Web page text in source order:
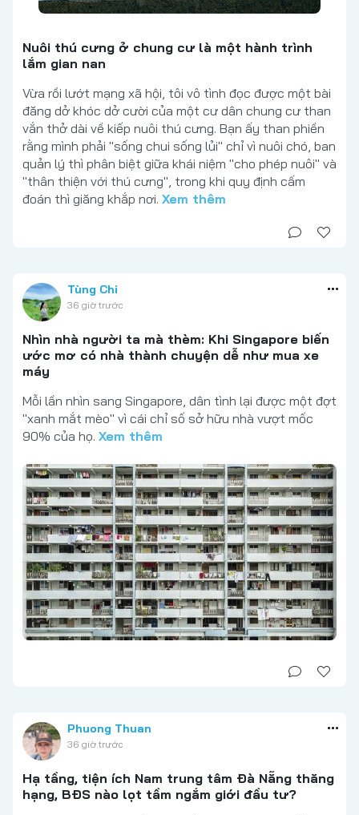
Nuôi thú cưng ở chung cư là một hành trình
lắm gian nan
Vừa rồi lướt mạng xã hội, tôi vô tình đọc được một bài
đăng dở khóc dở cười của một cư dân chung cư than
vắn thở dài về kiếp nuôi thú cưng. Bạn ấy than phiền
rằng mình phải "sống chui sống lủi" chỉ vì nuôi chó, ban
quản lý thì phân biệt giữa khái niệm "cho phép nuôi" và
"thân thiện với thú cưng", trong khi quy định cấm
đoán thì giăng khắp nơi. Xem thêm
Tùng Chi
36 giờ trước
Nhìn nhà người ta mà thèm: Khi Singapore biến
ước mơ có nhà thành chuyện dễ như mua xe
máy
Mỗi lần nhìn sang Singapore, dân tình lại được một đợt
"xanh mắt mèo" vì cái chỉ số sở hữu nhà vượt mốc
90% của họ. Xem thêm
Phuong Thuan
36 giờ trước
Hạ tầng, tiện ích Nam trung tâm Đà Nẵng thăng
hạng, BĐS nào lọt tầm ngắm giới đầu tư?